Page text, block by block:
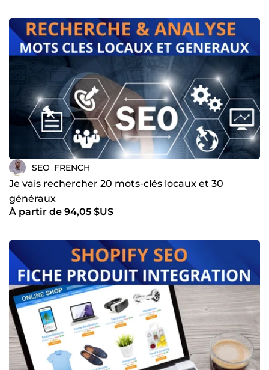
vos objectifs. Je crée du contenu captivant et optimisé
pour les moteurs de recherche et votre audience : ✅
Articles de blog pour renforcer votre autorité. ✅
Descriptions produits pour dynamiser vos ventes. ✅ Pages
web optimisées pour Google et vos clients. 🚀 Votre succès
est ma mission Mon engagement ? Offrir un SEO qui
dépasse vos attentes. Je reste à jour sur les dernières
évolutions de Google pour adapter vos campagnes, saisir
de nouvelles opportunités et relever les défis du marché
avec excellence. 🌟 Avec moi, votre site ne cherche pas
seulement la visibilité : il DOMINE le marché ! 🌟 Bien à
vous, ILLIACE ZIGUIME
SEO_FRENCH
Je vais rechercher 20 mots-clés locaux et 30
généraux
À partir de 94,05 $US